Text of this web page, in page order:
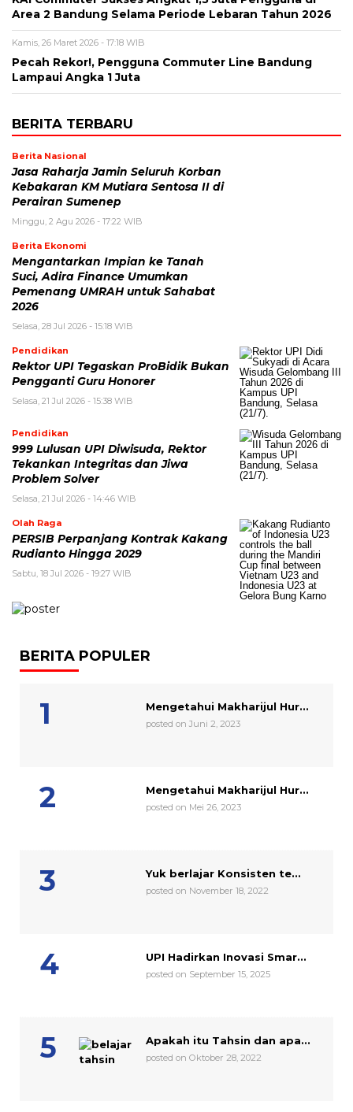
Area 2 Bandung Selama Periode Lebaran Tahun 2026
Kamis, 26 Maret 2026 - 17:18 WIB
Pecah Rekor!, Pengguna Commuter Line Bandung
Lampaui Angka 1 Juta
BERITA TERBARU
Berita Nasional
Jasa Raharja Jamin Seluruh Korban
Kebakaran KM Mutiara Sentosa II di
Perairan Sumenep
Minggu, 2 Agu 2026 - 17:22 WIB
Berita Ekonomi
Mengantarkan Impian ke Tanah
Suci, Adira Finance Umumkan
Pemenang UMRAH untuk Sahabat
2026
Selasa, 28 Jul 2026 - 15:18 WIB
Pendidikan
Rektor UPI Tegaskan ProBidik Bukan
Pengganti Guru Honorer
Selasa, 21 Jul 2026 - 15:38 WIB
Pendidikan
999 Lulusan UPI Diwisuda, Rektor
Tekankan Integritas dan Jiwa
Problem Solver
Selasa, 21 Jul 2026 - 14:46 WIB
Olah Raga
PERSIB Perpanjang Kontrak Kakang
Rudianto Hingga 2029
Sabtu, 18 Jul 2026 - 19:27 WIB
BERITA POPULER
Mengetahui Makharijul Hur...
posted on Juni 2, 2023
Mengetahui Makharijul Hur...
posted on Mei 26, 2023
Yuk berlajar Konsisten te...
posted on November 18, 2022
UPI Hadirkan Inovasi Smar...
posted on September 15, 2025
Apakah itu Tahsin dan apa...
posted on Oktober 28, 2022